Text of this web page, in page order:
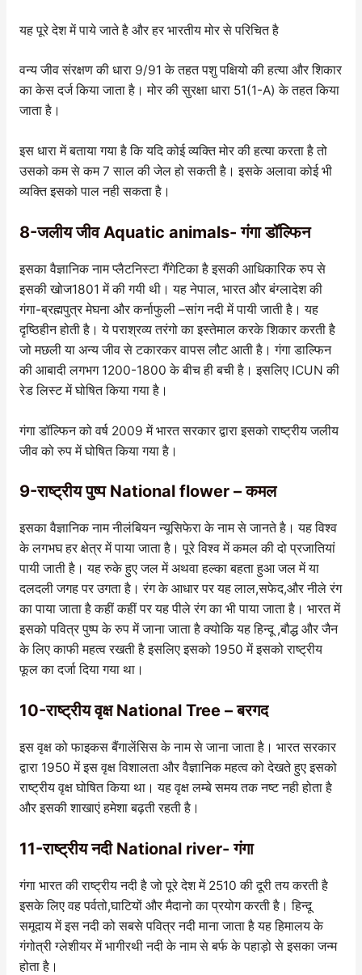
यह पूरे देश में पाये जाते है और हर भारतीय मोर से परिचित है
वन्य जीव संरक्षण की धारा 9/91 के तहत पशु पक्षियो की हत्या और शिकार
का केस दर्ज किया जाता है। मोर की सुरक्षा धारा 51(1-A) के तहत किया
जाता है।
इस धारा में बताया गया है कि यदि कोई व्यक्ति मोर की हत्या करता है तो
उसको कम से कम 7 साल की जेल हो सकती है। इसके अलावा कोई भी
व्यक्ति इसको पाल नही सकता है।
8-जलीय जीव Aquatic animals- गंगा डॉल्फिन
इसका वैज्ञानिक नाम प्लैटनिस्टा गैंगेटिका है इसकी आधिकारिक रुप से
इसकी खोज1801 में की गयी थी। यह नेपाल, भारत और बंग्लादेश की
गंगा-ब्रह्मपुत्र मेघना और कर्नाफुली –सांग नदी में पायी जाती है। यह
दृष्ठिहीन होती है। ये पराश्रव्य तरंगो का इस्तेमाल करके शिकार करती है
जो मछली या अन्य जीव से टकारकर वापस लौट आती है। गंगा डाल्फिन
की आबादी लगभग 1200-1800 के बीच ही बची है। इसलिए ICUN की
रेड लिस्ट में घोषित किया गया है।
गंगा डॉल्फिन को वर्ष 2009 में भारत सरकार द्वारा इसको राष्ट्रीय जलीय
जीव को रुप में घोषित किया गया है।
9-राष्ट्रीय पुष्प National flower – कमल
इसका वैज्ञानिक नाम नीलंबियन न्यूसिफेरा के नाम से जानते है। यह विश्व
के लगभघ हर क्षेत्र में पाया जाता है। पूरे विश्व में कमल की दो प्रजातियां
पायी जाती है। यह रुके हुए जल में अथवा हल्का बहता हुआ जल में या
दलदली जगह पर उगता है। रंग के आधार पर यह लाल,सफेद,और नीले रंग
का पाया जाता है कहीं कहीं पर यह पीले रंग का भी पाया जाता है। भारत में
इसको पवित्र पुष्प के रुप में जाना जाता है क्योकि यह हिन्दू ,बौद्ध और जैन
के लिए काफी महत्व रखती है इसलिए इसको 1950 में इसको राष्ट्रीय
फूल का दर्जा दिया गया था।
10-राष्ट्रीय वृक्ष National Tree – बरगद
इस वृक्ष को फाइकस बैंगालेंसिस के नाम से जाना जाता है। भारत सरकार
द्वारा 1950 में इस वृक्ष विशालता और वैज्ञानिक महत्व को देखते हुए इसको
राष्ट्रीय वृक्ष घोषित किया था। यह वृक्ष लम्बे समय तक नष्ट नही होता है
और इसकी शाखाएं हमेशा बढ़ती रहती है।
11-राष्ट्रीय नदी National river- गंगा
गंगा भारत की राष्ट्रीय नदी है जो पूरे देश में 2510 की दूरी तय करती है
इसके लिए वह पर्वतो,घाटियों और मैदानो का प्रयोग करती है। हिन्दू
समूदाय में इस नदी को सबसे पवित्र नदी माना जाता है यह हिमालय के
गंगोत्री ग्लेशीयर में भागीरथी नदी के नाम से बर्फ के पहाड़ो से इसका जन्म
होता है।